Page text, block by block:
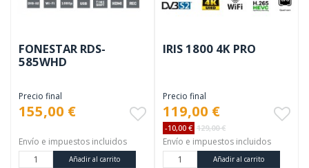
FONESTAR RDS-
585WHD
Precio final
155,00 €
Envío e impuestos incluidos
Añadir al carrito
IRIS 1800 4K PRO
Precio final
119,00 €
-10,00 € 129,00 €
Envío e impuestos incluidos
Añadir al carrito